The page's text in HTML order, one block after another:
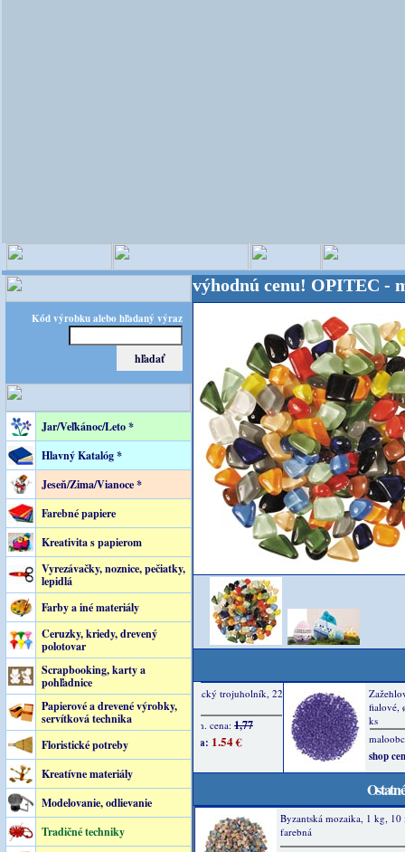
Kód výrobku alebo hľadaný výraz
Jar/Veľkánoc/Leto *
Hlavný Katalóg *
Jeseň/Zima/Vianoce *
Farebné papiere
Kreativita s papierom
Vyrezávačky, noznice, pečiatky,
lepidlá
Farby a iné materiály
Ceruzky, kriedy, drevený
polotovar
Scrapbooking, karty a
pohľadnice
Papierové a drevené výrobky,
servítková technika
Floristické potreby
Kreatívne materiály
Modelovanie, odlievanie
Tradičné techniky
- Kvalita za výhodnú cenu! OPITEC - majster
Byzantská mozaika, 1 kg, 10
farebná